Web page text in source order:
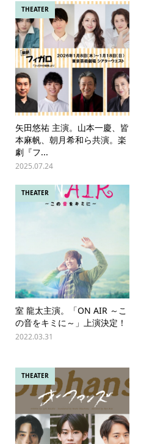
THEATER
矢田悠祐 主演。山本一慶、皆
本麻帆、朝月希和ら共演。楽
劇『フ...
2025.07.24
THEATER
室 龍太主演。「ON AIR ～こ
の音をキミに～」上演決定！
2022.03.31
THEATER